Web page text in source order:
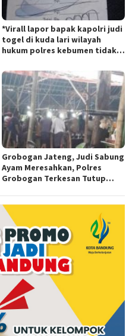
*Virall lapor bapak kapolri judi
togel di kuda lari wilayah
hukum polres kebumen tidak
Grobogan Jateng, Judi Sabung
Ayam Meresahkan, Polres
Grobogan Terkesan Tutup